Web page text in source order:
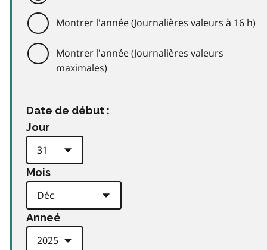
Montrer l'année (Journalières valeurs à 16 h)
Montrer l'année (Journalières valeurs
maximales)
Date de début :
Jour
Mois
Anneé